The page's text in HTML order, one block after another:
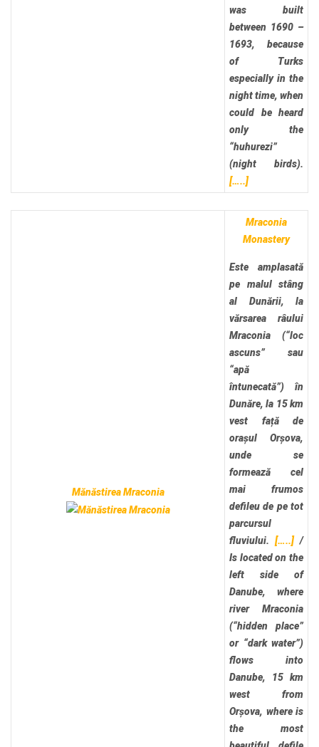
was built
between 1690 –
1693, because
of Turks
especially in the
night time, when
could be heard
only the
“huhurezi”
(night birds).
[…..]
Mănăstirea Mraconia
Mraconia
Monastery
Este amplasată
pe malul stâng
al Dunării, la
vărsarea râului
Mraconia (“loc
ascuns” sau
“apă
întunecată”) în
Dunăre, la 15 km
vest față de
orașul Orșova,
unde se
formează cel
mai frumos
defileu de pe tot
parcursul
fluviului. […..] /
Is located on the
left side of
Danube, where
river Mraconia
(“hidden place”
or “dark water”)
flows into
Danube, 15 km
west from
Orșova, where is
the most